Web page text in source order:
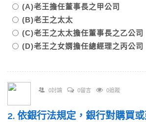
(A)老王擔任董事長之甲公司
(B)老王之太太
(C)老王之太太擔任董事長之乙公
(D)老王之女婿擔任總經理之丙公司
0討論 0留言 0追蹤
2. 依銀行法規定，銀行對購買